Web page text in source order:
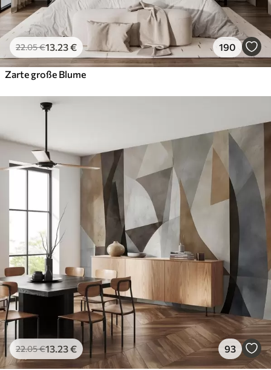
22.05€13 .23€ 190
Zarte große Blume
22.05€13 .23€ 93